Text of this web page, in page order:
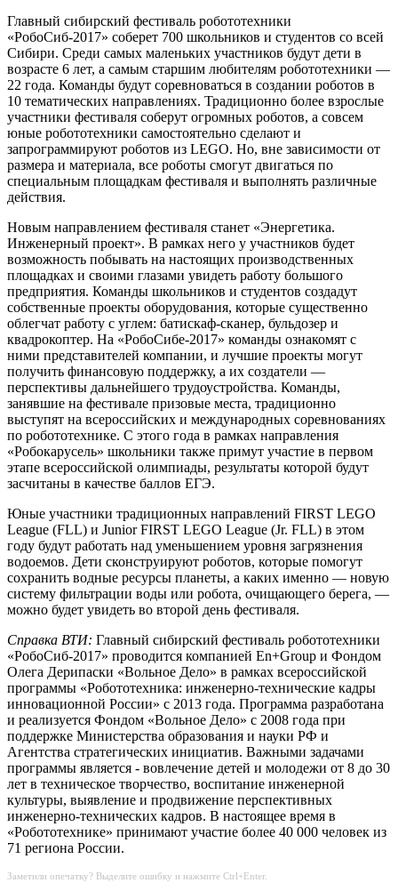
Главный сибирский фестиваль робототехники
«РобоСиб-2017» соберет 700 школьников и студентов со всей
Сибири. Среди самых маленьких участников будут дети в
возрасте 6 лет, а самым старшим любителям робототехники —
22 года. Команды будут соревноваться в создании роботов в
10 тематических направлениях. Традиционно более взрослые
участники фестиваля соберут огромных роботов, а совсем
юные робототехники самостоятельно сделают и
запрограммируют роботов из LEGO. Но, вне зависимости от
размера и материала, все роботы смогут двигаться по
специальным площадкам фестиваля и выполнять различные
действия.
Новым направлением фестиваля станет «Энергетика.
Инженерный проект». В рамках него у участников будет
возможность побывать на настоящих производственных
площадках и своими глазами увидеть работу большого
предприятия. Команды школьников и студентов создадут
собственные проекты оборудования, которые существенно
облегчат работу с углем: батискаф-сканер, бульдозер и
квадрокоптер. На «РобоСибе-2017» команды ознакомят с
ними представителей компании, и лучшие проекты могут
получить финансовую поддержку, а их создатели —
перспективы дальнейшего трудоустройства. Команды,
занявшие на фестивале призовые места, традиционно
выступят на всероссийских и международных соревнованиях
по робототехнике. С этого года в рамках направления
«Робокарусель» школьники также примут участие в первом
этапе всероссийской олимпиады, результаты которой будут
засчитаны в качестве баллов ЕГЭ.
Юные участники традиционных направлений FIRST LEGO
League (FLL) и Junior FIRST LEGO League (Jr. FLL) в этом
году будут работать над уменьшением уровня загрязнения
водоемов. Дети сконструируют роботов, которые помогут
сохранить водные ресурсы планеты, а каких именно — новую
систему фильтрации воды или робота, очищающего берега, —
можно будет увидеть во второй день фестиваля.
Справка ВТИ: Главный сибирский фестиваль робототехники
«РобоСиб-2017» проводится компанией En+Group и Фондом
Олега Дерипаски «Вольное Дело» в рамках всероссийской
программы «Робототехника: инженерно-технические кадры
инновационной России» с 2013 года. Программа разработана
и реализуется Фондом «Вольное Дело» с 2008 года при
поддержке Министерства образования и науки РФ и
Агентства стратегических инициатив. Важными задачами
программы является - вовлечение детей и молодежи от 8 до 30
лет в техническое творчество, воспитание инженерной
культуры, выявление и продвижение перспективных
инженерно-технических кадров. В настоящее время в
«Робототехнике» принимают участие более 40 000 человек из
71 региона России.
Заметили опечатку? Выделите ошибку и нажмите Ctrl+Enter.